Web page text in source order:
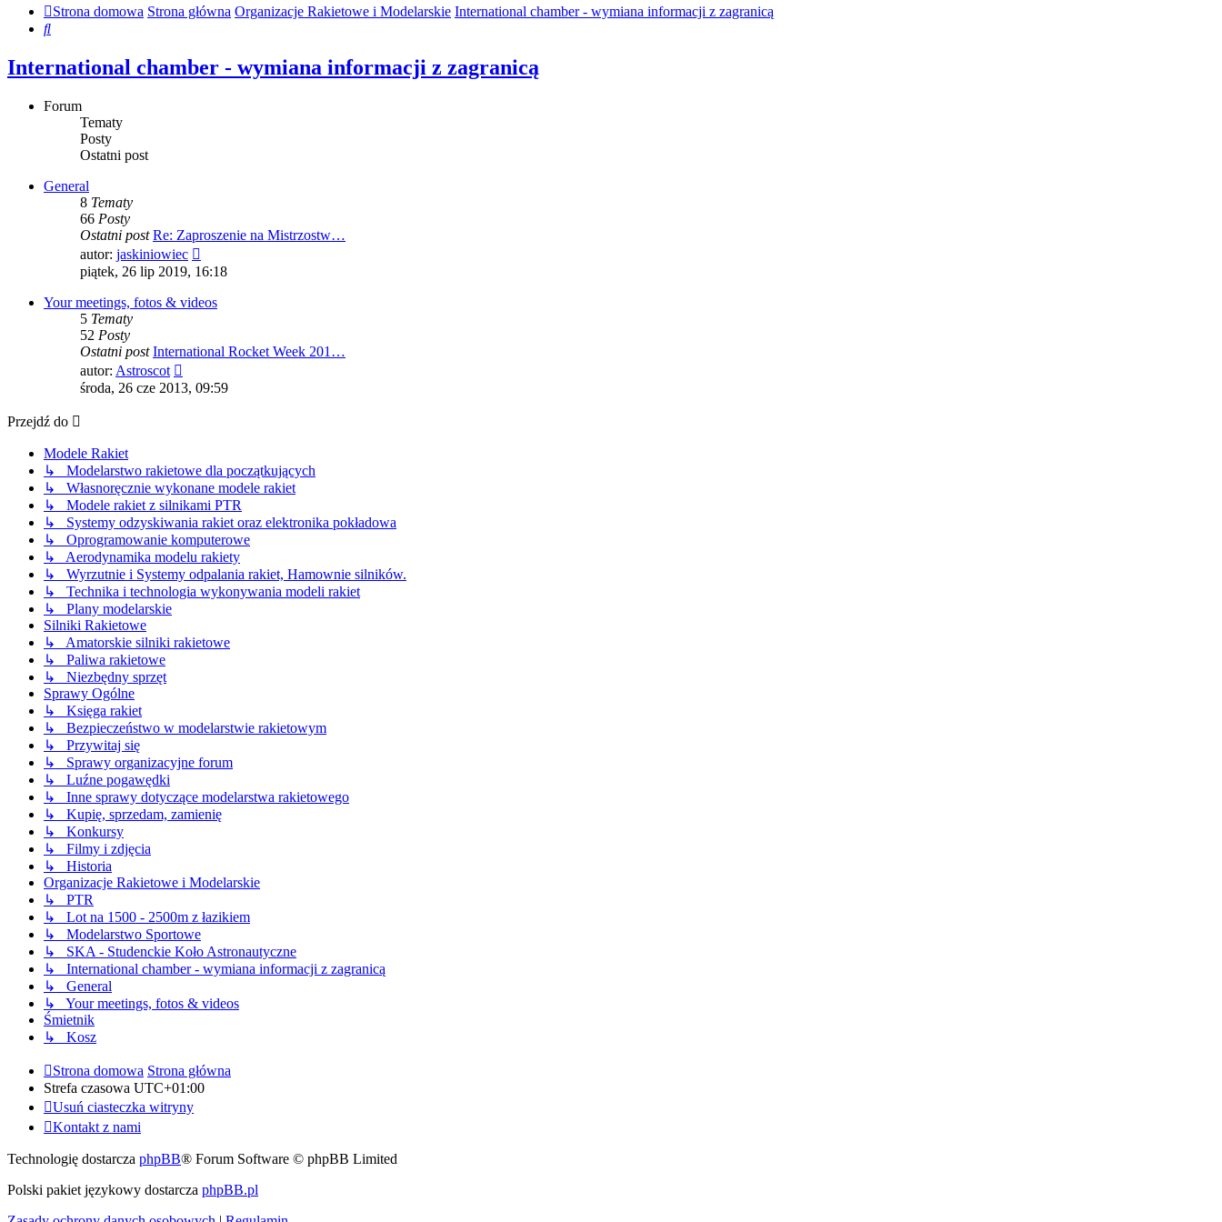
Strona domowa Strona główna Organizacje Rakietowe i Modelarskie International chamber - wymiana informacji z zagranicą
Szukaj
International chamber - wymiana informacji z zagranicą
Forum
Tematy
Posty
Ostatni post
General
8 Tematy
66 Posty
Ostatni post Re: Zaproszenie na Mistrzostw…
autor: jaskiniowiec
najnowszy
piątek, 26 lip 2019, 16:18
Your meetings, fotos & videos
5 Tematy
52 Posty
Ostatni post International Rocket Week 201…
autor: Astroscot
najnowszy
post
środa, 26 cze 2013, 09:59
Przejdź do
Modele Rakiet
↳ Modelarstwo rakietowe dla początkujących
↳ Własnoręcznie wykonane modele rakiet
↳ Modele rakiet z silnikami PTR
↳ Systemy odzyskiwania rakiet oraz elektronika pokładowa
↳ Oprogramowanie komputerowe
↳ Aerodynamika modelu rakiety
↳ Wyrzutnie i Systemy odpalania rakiet, Hamownie silników.
↳ Technika i technologia wykonywania modeli rakiet
↳ Plany modelarskie
Silniki Rakietowe
↳ Amatorskie silniki rakietowe
↳ Paliwa rakietowe
↳ Niezbędny sprzęt
Sprawy Ogólne
↳ Księga rakiet
↳ Bezpieczeństwo w modelarstwie rakietowym
↳ Przywitaj się
↳ Sprawy organizacyjne forum
↳ Luźne pogawędki
↳ Inne sprawy dotyczące modelarstwa rakietowego
↳ Kupię, sprzedam, zamienię
↳ Konkursy
↳ Filmy i zdjęcia
↳ Historia
Organizacje Rakietowe i Modelarskie
↳ PTR
↳ Lot na 1500 - 2500m z łazikiem
↳ Modelarstwo Sportowe
↳ SKA - Studenckie Koło Astronautyczne
↳ International chamber - wymiana informacji z zagranicą
↳ General
↳ Your meetings, fotos & videos
Śmietnik
↳ Kosz
Strona domowa Strona główna
Strefa czasowa UTC+01:00
Usuń ciasteczka witryny
Kontakt z nami
Technologię dostarcza phpBB® Forum Software © phpBB Limited
Polski pakiet językowy dostarcza phpBB.pl